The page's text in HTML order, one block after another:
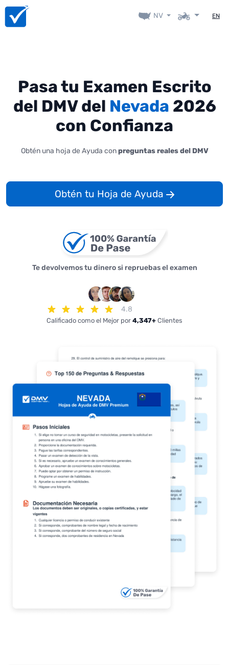
NV EN
Pasa tu Examen Escrito
del DMV del Nevada 2026
con Confianza
Obtén una hoja de Ayuda conpreguntas reales del DMV
Obtén tu Hoja de Ayuda
Te devolvemos tu dinero si repruebas el examen
4.8
Calificado como el Mejor por 4,347+ Clientes